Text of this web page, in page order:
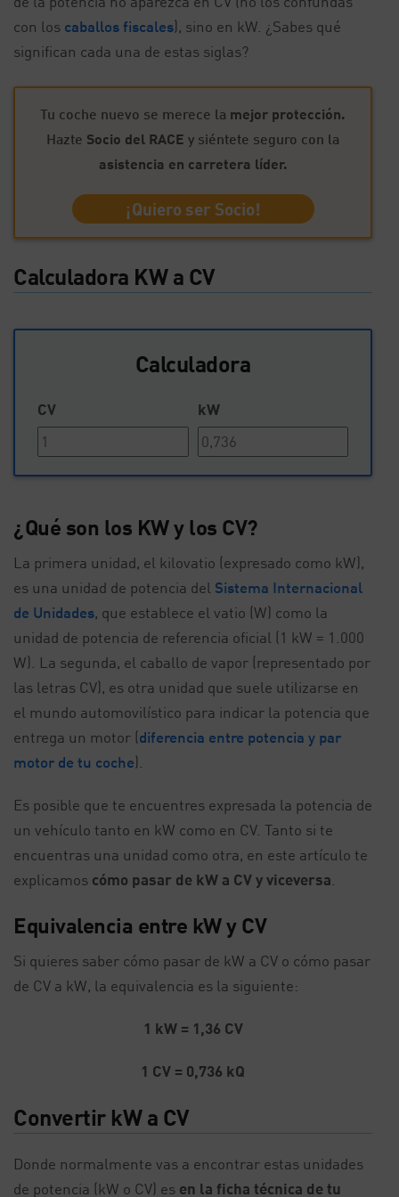
con los caballos fiscales), sino en kW. ¿Sabes qué
significan cada una de estas siglas?
Tu coche nuevo se merece la mejor protección.
Hazte Socio del RACE y siéntete seguro con la
asistencia en carretera líder.
¡Quiero ser Socio!
Calculadora KW a CV
Calculadora
CV kW
¿Qué son los KW y los CV?
La primera unidad, el kilovatio (expresado como kW),
es una unidad de potencia del Sistema Internacional
de Unidades, que establece el vatio (W) como la
unidad de potencia de referencia oficial (1 kW = 1.000
W). La segunda, el caballo de vapor (representado por
las letras CV), es otra unidad que suele utilizarse en
el mundo automovilístico para indicar la potencia que
entrega un motor (diferencia entre potencia y par
motor de tu coche).
Es posible que te encuentres expresada la potencia de
un vehículo tanto en kW como en CV. Tanto si te
encuentras una unidad como otra, en este artículo te
explicamos cómo pasar de kW a CV y viceversa
Equivalencia entre kW y CV
Si quieres saber cómo pasar de kW a CV o cómo pasar
de CV a kW, la equivalencia es la siguiente:
1 kW = 1,36 CV
1 CV = 0,736 kQ
Convertir kW a CV
Donde normalmente vas a encontrar estas unidades
de potencia (kW o CV) es en la ficha técnica de tu